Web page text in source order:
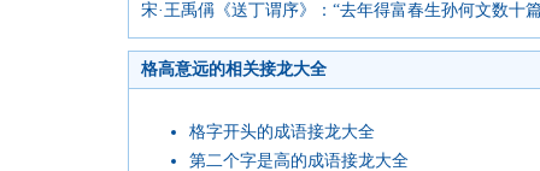
宋·王禹偁《送丁谓序》：“去年得富春生孙何文数十
格高意远的相关接龙大全
格字开头的成语接龙大全
第二个字是高的成语接龙大全